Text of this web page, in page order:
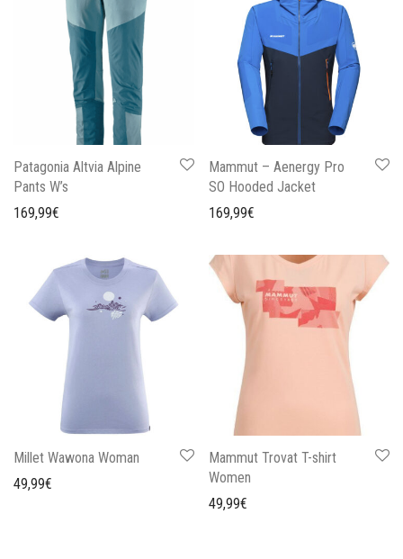
Patagonia Altvia Alpine
Pants W’s
169,99€
Mammut – Aenergy Pro
SO Hooded Jacket
169,99€
Millet Wawona Woman
49,99€
Mammut Trovat T-shirt
Women
49,99€